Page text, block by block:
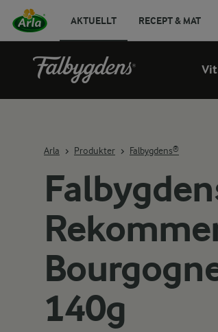
AKTUELLT RECEPT & MAT
Arla Produkter Falbygdens®
140g